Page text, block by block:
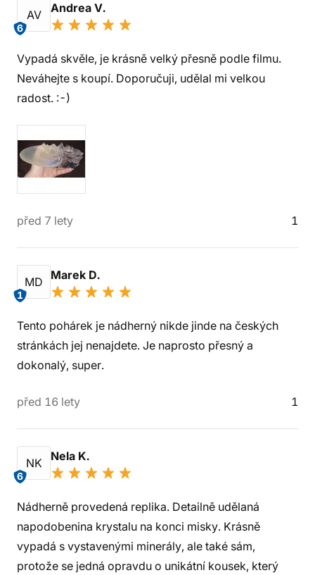
AV
6
Andrea V.
Vypadá skvěle, je krásně velký přesně podle filmu.
Neváhejte s koupí. Doporučuji, udělal mi velkou
radost. :-)
před 7 lety 1
MD
1
Marek D.
Tento pohárek je nádherný nikde jinde na českých
stránkách jej nenajdete. Je naprosto přesný a
dokonalý, super.
před 16 lety 1
NK
6
Nela K.
Nádherně provedená replika. Detailně udělaná
napodobenina krystalu na konci misky. Krásně
vypadá s vystavenými minerály, ale také sám,
protože se jedná opravdu o unikátní kousek, který